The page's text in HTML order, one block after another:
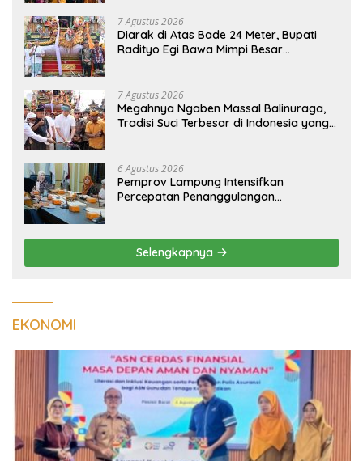
7 Agustus 2026
Diarak di Atas Bade 24 Meter, Bupati
Radityo Egi Bawa Mimpi Besar
7 Agustus 2026
Megahnya Ngaben Massal Balinuraga,
Tradisi Suci Terbesar di Indonesia yang
6 Agustus 2026
Pemprov Lampung Intensifkan
Percepatan Penanggulangan
Selengkapnya
EKONOMI